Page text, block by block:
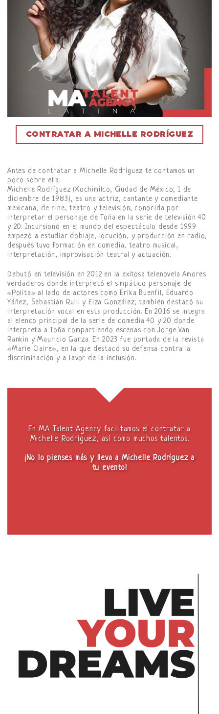
CONTRATAR A MICHELLE RODRÍGUEZ
Antes de contratar a Michelle Rodríguez te contamos un
poco sobre ella.
Michelle Rodríguez (Xochimilco, Ciudad de México; 1 de
diciembre de 1983), es una actriz, cantante y comediante
mexicana, de cine, teatro y televisión; conocida por
interpretar el personaje de Toña en la serie de televisión 40
y 20. Incursionó en el mundo del espectáculo desde 1999
empezó a estudiar doblaje, locución, y producción en radio,
después tuvo formación en comedia, teatro musical,
interpretación, improvisación teatral y actuación.
Debutó en televisión en 2012 en la exitosa telenovela Amores
verdaderos donde interpretó el simpático personaje de
«Polita» al lado de actores como Erika Buenfil, Eduardo
Yáñez, Sebastián Rulli y Eiza González; también destacó su
interpretación vocal en esta producción. En 2016 se integra
al elenco principal de la serie de comedia 40 y 20 donde
interpreta a Toña compartiendo escenas con Jorge Van
Rankin y Mauricio Garza. En 2023 fue portada de la revista
«Marie Claire», en la que destacó su defensa contra la
discriminación y a favor de la inclusión.
En MA Talent Agency facilitamos el contratar a
Michelle Rodríguez, así como muchos talentos.
¡No lo pienses más y lleva a Michelle Rodríguez a
tu evento!